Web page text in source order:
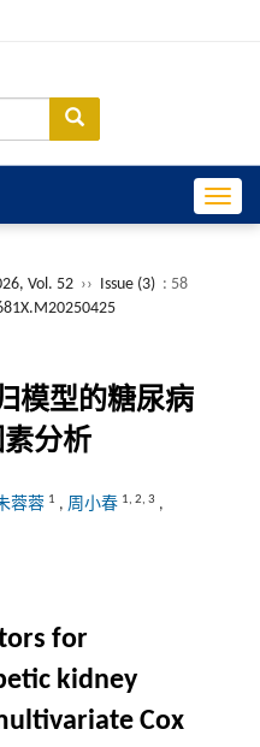
Vol. 52 ›› Issue (3) : 58
模型的糖尿病
分析
蓉蓉 1 , 周小春 1, 2, 3 ,
for
kidney
Cox